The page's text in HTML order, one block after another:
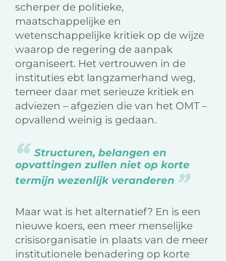
scherper de politieke,
maatschappelijke en
wetenschappelijke kritiek op de wijze
waarop de regering de aanpak
organiseert. Het vertrouwen in de
instituties ebt langzamerhand weg,
temeer daar met serieuze kritiek en
adviezen – afgezien die van het OMT –
opvallend weinig is gedaan.
Structuren, belangen en
opvattingen zullen niet op korte
termijn wezenlijk veranderen
Maar wat is het alternatief? En is een
nieuwe koers, een meer menselijke
crisisorganisatie in plaats van de meer
institutionele benadering op korte